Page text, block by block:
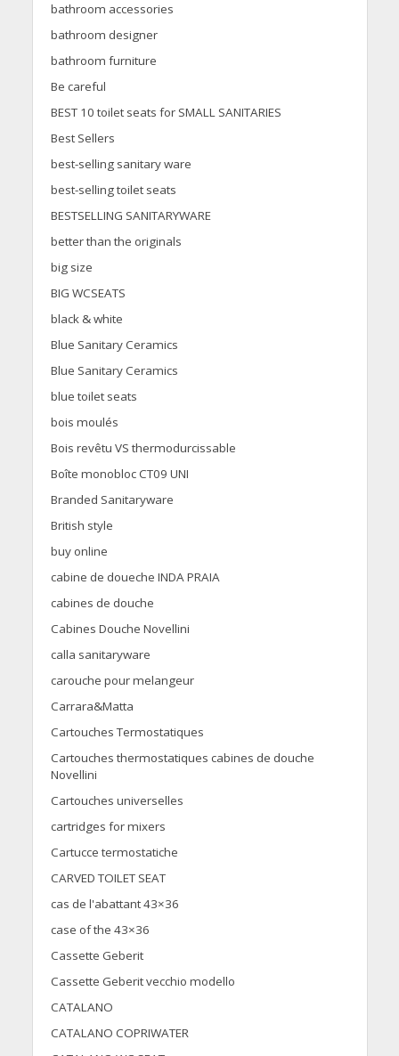
bathroom accessories
bathroom designer
bathroom furniture
Be careful
BEST 10 toilet seats for SMALL SANITARIES
Best Sellers
best-selling sanitary ware
best-selling toilet seats
BESTSELLING SANITARYWARE
better than the originals
big size
BIG WCSEATS
black & white
Blue Sanitary Ceramics
Blue Sanitary Ceramics
blue toilet seats
bois moulés
Bois revêtu VS thermodurcissable
Boîte monobloc CT09 UNI
Branded Sanitaryware
British style
buy online
cabine de doueche INDA PRAIA
cabines de douche
Cabines Douche Novellini
calla sanitaryware
carouche pour melangeur
Carrara&Matta
Cartouches Termostatiques
Cartouches thermostatiques cabines de douche
Novellini
Cartouches universelles
cartridges for mixers
Cartucce termostatiche
CARVED TOILET SEAT
cas de l'abattant 43×36
case of the 43×36
Cassette Geberit
Cassette Geberit vecchio modello
CATALANO
CATALANO COPRIWATER